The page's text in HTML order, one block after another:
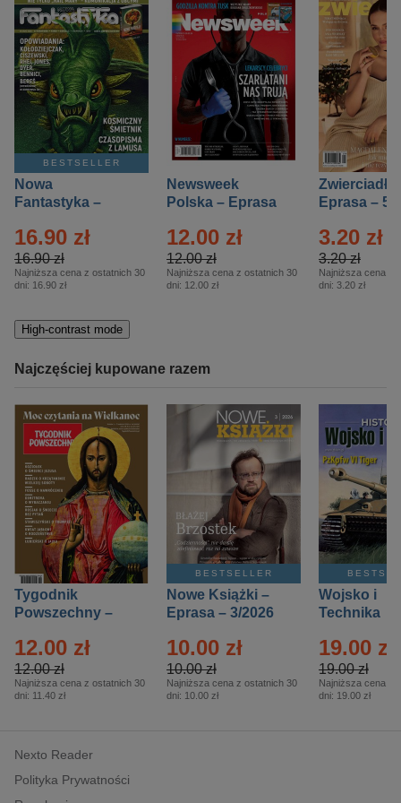
BESTSELLER
Nowa
Fantastyka –
16.90 zł
16.90 zł
Najniższa cena z ostatnich 30
dni: 16.90 zł
Newsweek
Polska – Eprasa
12.00 zł
12.00 zł
Najniższa cena z ostatnich 30
dni: 12.00 zł
Zwierciadło
Eprasa – 5/
3.20 zł
3.20 zł
Najniższa cena z
dni: 3.20 zł
High-contrast mode
Najczęściej kupowane razem
Tygodnik
Powszechny –
12.00 zł
12.00 zł
Najniższa cena z ostatnich 30
dni: 11.40 zł
BESTSELLER
Nowe Książki –
Eprasa – 3/2026
10.00 zł
10.00 zł
Najniższa cena z ostatnich 30
dni: 10.00 zł
Wojsko i
Technika
– 2/2026
19.00 zł
19.00 zł
Najniższa cena z
dni: 19.00 zł
Nexto Reader
Polityka Prywatności